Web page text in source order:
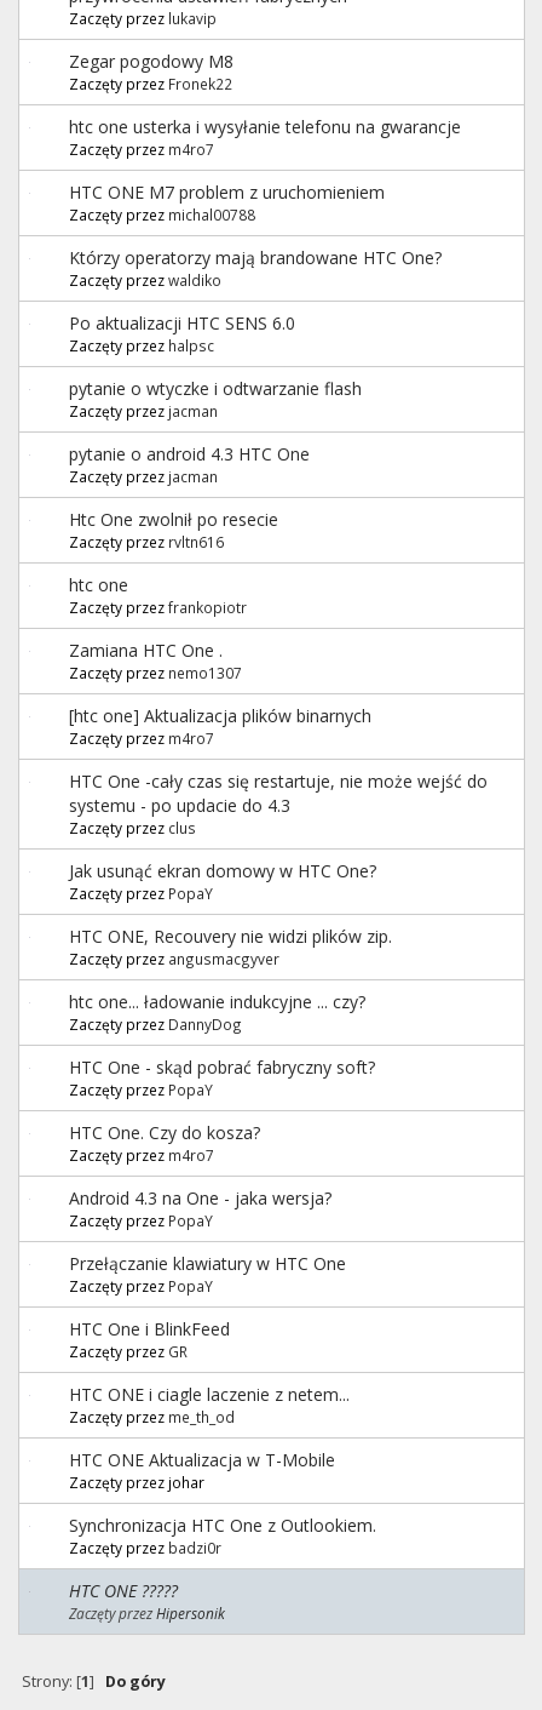
Zaczęty przez lukavip
Zegar pogodowy M8
Zaczęty przez Fronek22
htc one usterka i wysyłanie telefonu na gwarancje
Zaczęty przez m4ro7
HTC ONE M7 problem z uruchomieniem
Zaczęty przez michal00788
Którzy operatorzy mają brandowane HTC One?
Zaczęty przezwaldiko
Po aktualizacji HTC SENS 6.0
Zaczęty przez halpsc
pytanie o wtyczke i odtwarzanie flash
Zaczęty przez jacman
pytanie o android 4.3 HTC One
Zaczęty przez jacman
Htc One zwolnił po resecie
Zaczęty przez rvltn616
htc one
Zaczęty przezfrankopiotr
Zamiana HTC One .
Zaczęty przez nemo1307
[htc one] Aktualizacja plików binarnych
Zaczęty przez m4ro7
HTC One -cały czas się restartuje, nie może wejść do
systemu - po updacie do 4.3
Zaczęty przez clus
Jak usunąć ekran domowy w HTC One?
Zaczęty przez PopaY
HTC ONE, Recouvery nie widzi plików zip.
Zaczęty przez angusmacgyver
htc one... ładowanie indukcyjne ... czy?
Zaczęty przez DannyDog
HTC One - skąd pobrać fabryczny soft?
Zaczęty przez PopaY
HTC One. Czy do kosza?
Zaczęty przez m4ro7
Android 4.3 na One - jaka wersja?
Zaczęty przez PopaY
Przełączanie klawiatury w HTC One
Zaczęty przez PopaY
HTC One i BlinkFeed
Zaczęty przez GR
HTC ONE i ciagle laczenie z netem...
Zaczęty przez me_th_od
HTC ONE Aktualizacja w T-Mobile
Zaczęty przez johar
Synchronizacja HTC One z Outlookiem.
Zaczęty przez badzi0r
HTC ONE ?????
Zaczęty przezHipersonik
Strony: [1] Do góry